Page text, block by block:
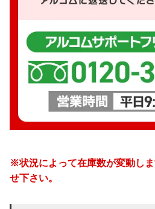
※状況によって在庫数が変動し
せ下さい。